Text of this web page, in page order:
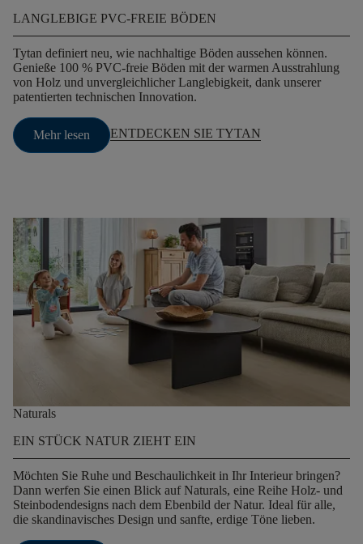
LANGLEBIGE PVC-FREIE BÖDEN
Tytan definiert neu, wie nachhaltige Böden aussehen können.
Genieße 100 % PVC-freie Böden mit der warmen Ausstrahlung
von Holz und unvergleichlicher Langlebigkeit, dank unserer
patentierten technischen Innovation.
Mehr lesen ENTDECKEN SIE TYTAN
Naturals
EIN STÜCK NATUR ZIEHT EIN
Möchten Sie Ruhe und Beschaulichkeit in Ihr Interieur bringen?
Dann werfen Sie einen Blick auf Naturals, eine Reihe Holz- und
Steinbodendesigns nach dem Ebenbild der Natur. Ideal für alle,
die skandinavisches Design und sanfte, erdige Töne lieben.